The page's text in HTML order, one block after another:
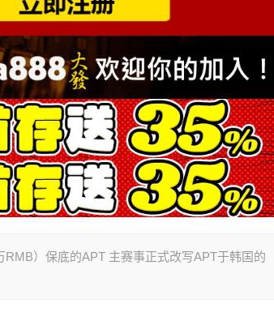
）保底的APT 主赛事正式改写APT于韩国的